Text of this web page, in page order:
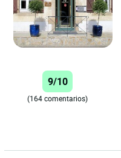
9/10
(164 comentarios)